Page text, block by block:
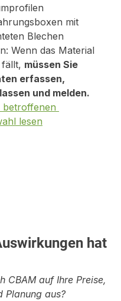
mit
Blechen
Wenn das Material
müssen Sie
erfassen,
und melden.
lesen
hat
CBAM auf Ihre Preise,
Planung aus?